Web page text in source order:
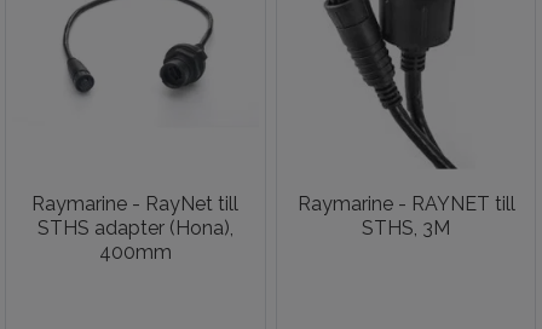
Raymarine - RayNet till
STHS adapter (Hona),
400mm
Raymarine - RAYNET till
STHS, 3M